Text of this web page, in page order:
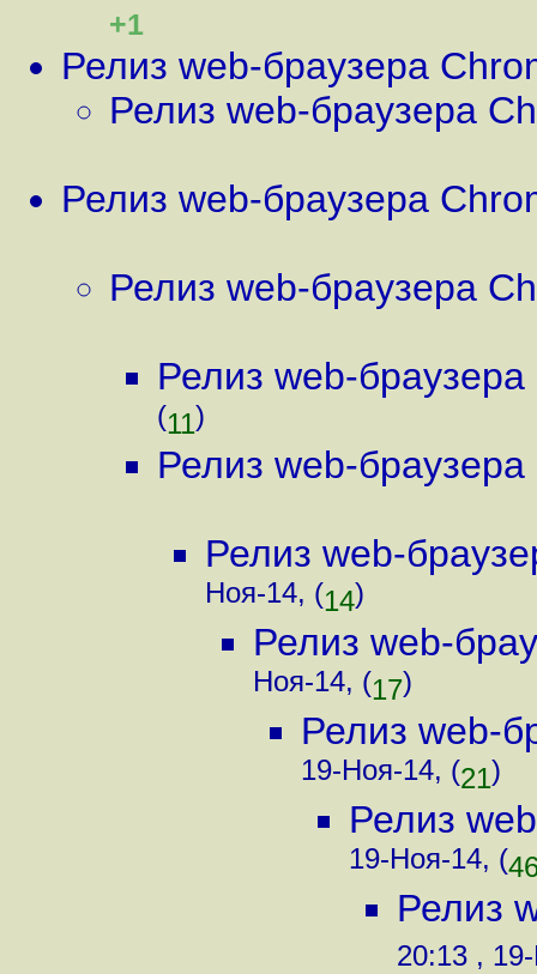
+1
Релиз web-браузера
Релиз web-браузера
Релиз web-браузера
Релиз web-браузера
Релиз web-
(11)
Релиз web-
Релиз web-
Ноя-14, (14)
Релиз web-
Ноя-14, (17)
Релиз web-
19-Ноя-14, (21)
Релиз
19-Ноя-14, (
Релиз
20:13 ,